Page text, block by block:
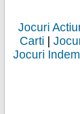
Jocuri
Carti |
Jocuri